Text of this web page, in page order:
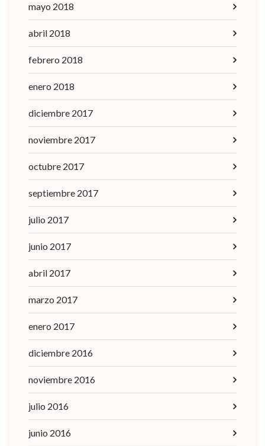
mayo 2018
abril 2018
febrero 2018
enero 2018
diciembre 2017
noviembre 2017
octubre 2017
septiembre 2017
julio 2017
junio 2017
abril 2017
marzo 2017
enero 2017
diciembre 2016
noviembre 2016
julio 2016
junio 2016